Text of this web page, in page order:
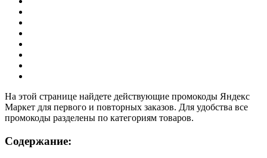
На этой странице найдете действующие промокоды Яндекс
Маркет для первого и повторных заказов. Для удобства все
промокоды разделены по категориям товаров.
Содержание: